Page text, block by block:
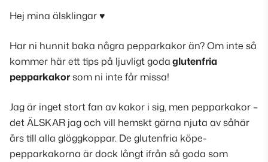
Hej mina älsklingar ♥
Har ni hunnit baka några pepparkakor än?Om inte så
kommer här ett tips på ljuvligt godaglutenfria
pepparkakorsom ni inte får missa!
Jag är inget stort fan av kakor i sig, men pepparkakor –
det ÄLSKAR jag och vill hemskt gärna njuta av såhär
års till alla glöggkoppar. De glutenfria köpe-
pepparkakorna är dock långt ifrån så goda som